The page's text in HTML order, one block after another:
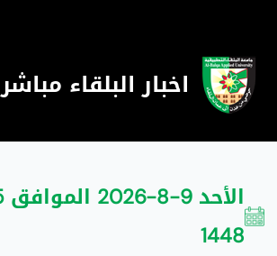
اخبار البلقاء مباشر
1448